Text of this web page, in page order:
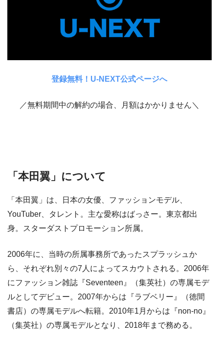
登録無料！U-NEXT公式ページへ
／無料期間中の解約の場合、月額はかかりません＼
「本田翼」について
「本田翼」は、日本の女優、ファッションモデル、
YouTuber、タレント。主な愛称はばっさー。東京都出
身。スターダストプロモーション所属。
2006年に、当時の所属事務所であったスプラッシュか
ら、それぞれ別々の7人によってスカウトされる。2006年
にファッション雑誌『Seventeen』（集英社）の専属モデ
ルとしてデビュー。2007年からは『ラブベリー』（徳間
書店）の専属モデルへ転籍。2010年1月からは『non-no』
（集英社）の専属モデルとなり、2018年まで務める。